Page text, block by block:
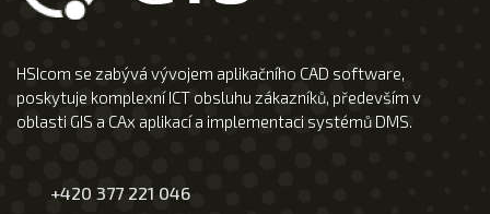
HSIcom se zabývá vývojem aplikačního CAD software,
poskytuje komplexní ICT obsluhu zákazníků, především v
oblasti GIS a CAx aplikací a implementaci systémů DMS.
+420 377 221 046